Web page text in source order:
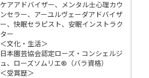
ケアアドバイザー、メンタル士心理カウ
ンセラー、アーユルヴェーダアドバイザ
ー、快眠セラピスト、安眠インストラク
ター
＜文化・生活＞
日本園芸協会認定ローズ・コンシェルジ
ュ、ローズソムリエ®（バラ資格）
＜受賞歴＞